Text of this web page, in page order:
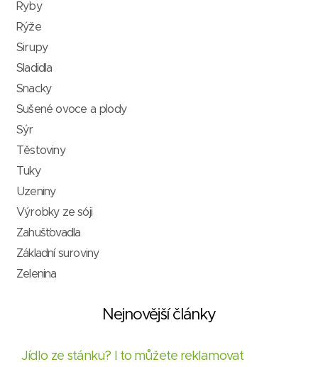
Ryby
Rýže
Sirupy
Sladidla
Snacky
Sušené ovoce a plody
Sýr
Těstoviny
Tuky
Uzeniny
Výrobky ze sóji
Zahušťovadla
Základní suroviny
Zelenina
Nejnovější články
Jídlo ze stánku? I to můžete reklamovat